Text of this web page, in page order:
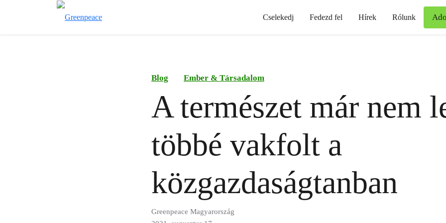
Cselekedj Fedezd fel Hírek Rólunk
Blog Ember & Társadalom
A természet már nem
többé vakfolt a
közgazdaságtanban
Greenpeace Magyarország